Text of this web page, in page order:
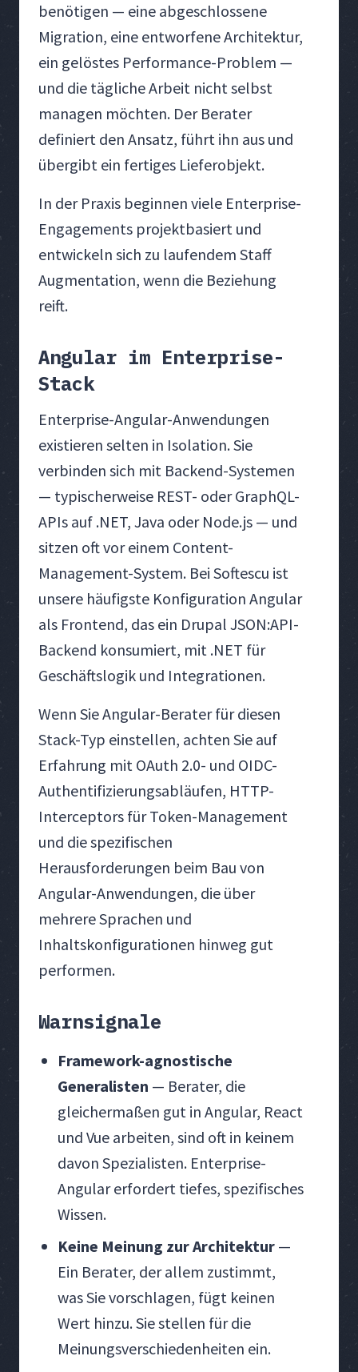
benötigen — eine abgeschlossene
Migration, eine entworfene Architektur,
ein gelöstes Performance-Problem —
und die tägliche Arbeit nicht selbst
managen möchten. Der Berater
definiert den Ansatz, führt ihn aus und
übergibt ein fertiges Lieferobjekt.
In der Praxis beginnen viele Enterprise-
Engagements projektbasiert und
entwickeln sich zu laufendem Staff
Augmentation, wenn die Beziehung
reift.
Angular im Enterprise-
Stack
Enterprise-Angular-Anwendungen
existieren selten in Isolation. Sie
verbinden sich mit Backend-Systemen
— typischerweise REST- oder GraphQL-
APIs auf .NET, Java oder Node.js — und
sitzen oft vor einem Content-
Management-System. Bei Softescu ist
unsere häufigste Konfiguration Angular
als Frontend, das ein Drupal JSON:API-
Backend konsumiert, mit .NET für
Geschäftslogik und Integrationen.
Wenn Sie Angular-Berater für diesen
Stack-Typ einstellen, achten Sie auf
Erfahrung mit OAuth 2.0- und OIDC-
Authentifizierungsabläufen, HTTP-
Interceptors für Token-Management
und die spezifischen
Herausforderungen beim Bau von
Angular-Anwendungen, die über
mehrere Sprachen und
Inhaltskonfigurationen hinweg gut
performen.
Warnsignale
Framework-agnostische
Generalisten — Berater, die
gleichermaßen gut in Angular, React
und Vue arbeiten, sind oft in keinem
davon Spezialisten. Enterprise-
Angular erfordert tiefes, spezifisches
Wissen.
Keine Meinung zur Architektur —
Ein Berater, der allem zustimmt,
was Sie vorschlagen, fügt keinen
Wert hinzu. Sie stellen für die
Meinungsverschiedenheiten ein.